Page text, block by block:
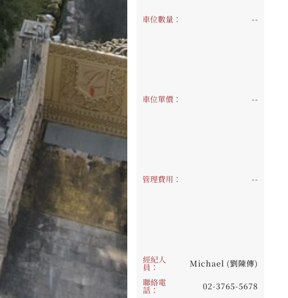
車位數量： --
車位單價： --
管理費用： --
經紀人
員：
Michael (劉陳傳)
聯絡電
話：
02-3765-5678